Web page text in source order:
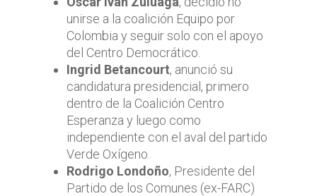
unirse a la coalición Equipo por
Colombia y seguir solo con el apoyo
del Centro Democrático.
Ingrid Betancourt, anunció su
candidatura presidencial, primero
dentro de la Coalición Centro
Esperanza y luego como
independiente con el aval del partido
Verde Oxígeno.
Rodrigo Londoño, Presidente del
Partido de los Comunes (ex-FARC)